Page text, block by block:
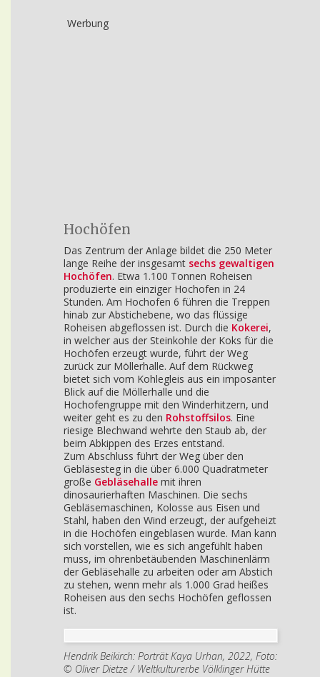
Werbung
Hochöfen
Das Zentrum der Anlage bildet die 250 Meter
lange Reihe der insgesamt sechs gewaltigen
Hochöfen. Etwa 1.100 Tonnen Roheisen
produzierte ein einziger Hochofen in 24
Stunden. Am Hochofen 6 führen die Treppen
hinab zur Abstichebene, wo das flüssige
Roheisen abgeflossen ist. Durch die Kokerei,
in welcher aus der Steinkohle der Koks für die
Hochöfen erzeugt wurde, führt der Weg
zurück zur Möllerhalle. Auf dem Rückweg
bietet sich vom Kohlegleis aus ein imposanter
Blick auf die Möllerhalle und die
Hochofengruppe mit den Winderhitzern, und
weiter geht es zu den Rohstoffsilos. Eine
riesige Blechwand wehrte den Staub ab, der
beim Abkippen des Erzes entstand.
Zum Abschluss führt der Weg über den
Gebläsesteg in die über 6.000 Quadratmeter
große Gebläsehalle mit ihren
dinosaurierhaften Maschinen. Die sechs
Gebläsemaschinen, Kolosse aus Eisen und
Stahl, haben den Wind erzeugt, der aufgeheizt
in die Hochöfen eingeblasen wurde. Man kann
sich vorstellen, wie es sich angefühlt haben
muss, im ohrenbetäubenden Maschinenlärm
der Gebläsehalle zu arbeiten oder am Abstich
zu stehen, wenn mehr als 1.000 Grad heißes
Roheisen aus den sechs Hochöfen geflossen
ist.
Hendrik Beikirch: Porträt Kaya Urhan, 2022, Foto:
© Oliver Dietze / Weltkulturerbe Völklinger Hütte